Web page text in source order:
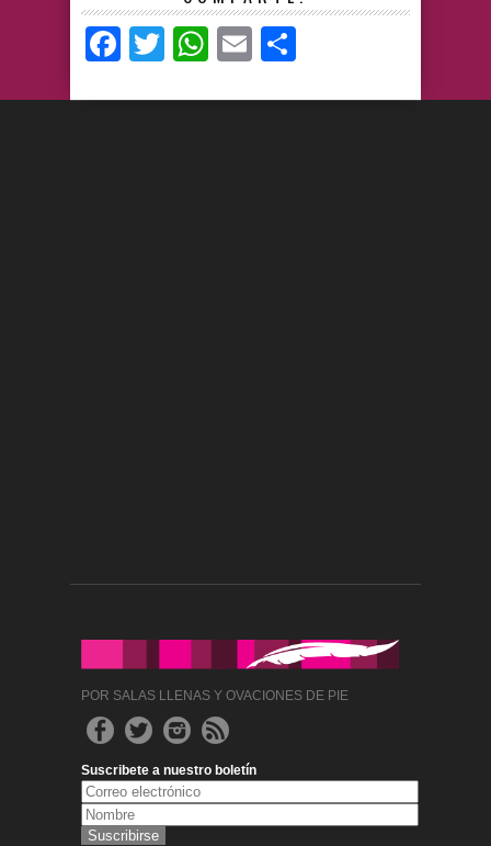
Facebook
TwitterWhatsApp
Email
POR SALAS LLENAS Y OVACIONES DE PIE
Suscribete a nuestro boletín